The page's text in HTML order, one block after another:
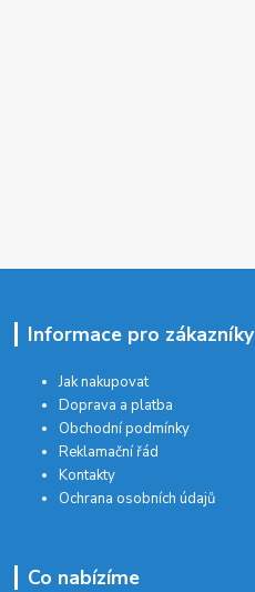
Informace pro zákazníky
Jak nakupovat
Doprava a platba
Obchodní podmínky
Reklamační řád
Kontakty
Ochrana osobních údajů
Co nabízíme